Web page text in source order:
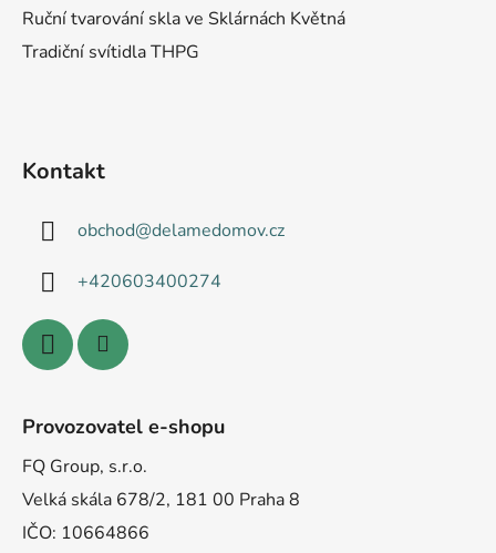
Ruční tvarování skla ve Sklárnách Květná
Tradiční svítidla THPG
Kontakt
obchod@delamedomov.cz
+420603400274
Provozovatel e-shopu
FQ Group, s.r.o.
Velká skála 678/2, 181 00 Praha 8
IČO: 10664866